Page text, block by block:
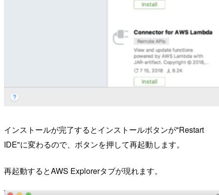
インストールが完了するとインストールボタンが"Restart
IDE"に変わるので、ボタンを押して再起動します。
再起動するとAWS Explorerタブが現れます。